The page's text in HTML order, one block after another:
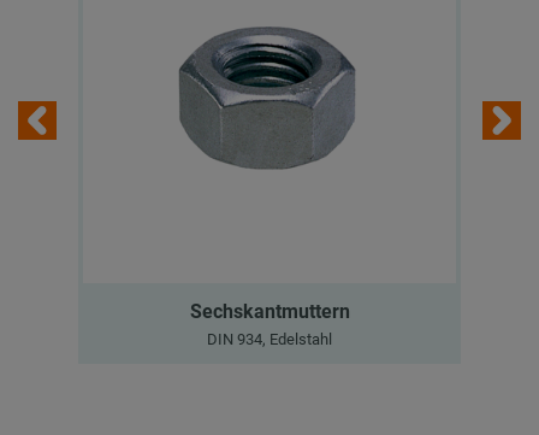
Sechskantmuttern
DIN 934, Edelstahl